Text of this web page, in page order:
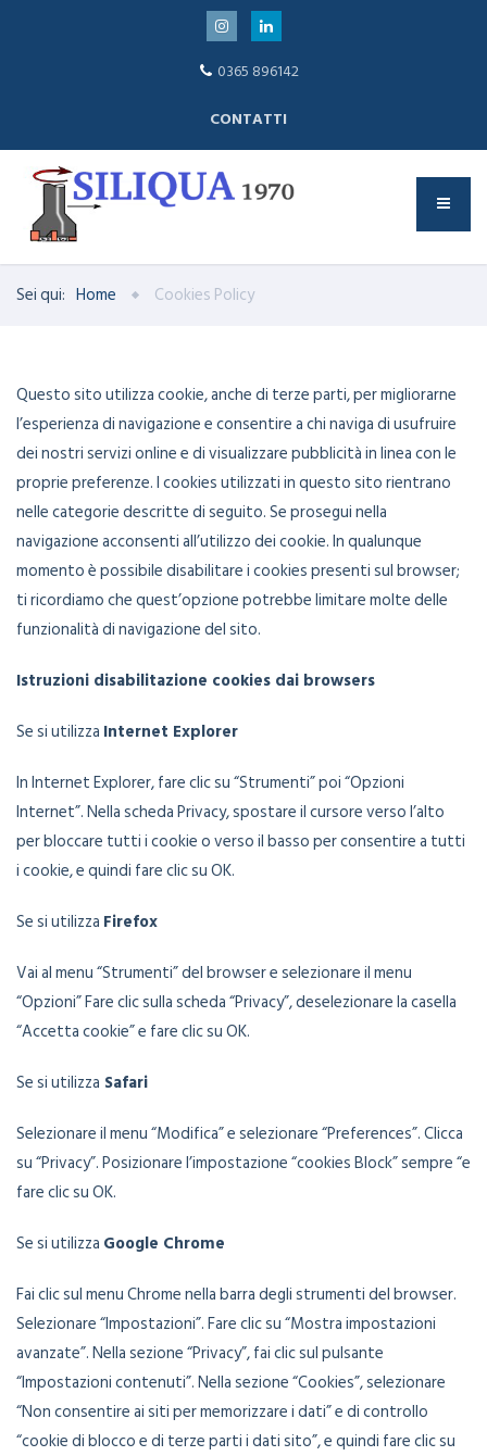
0365 896142
CONTATTI
Sei qui: Home Cookies Policy
Questo sito utilizza cookie, anche di terze parti, per migliorarne
l’esperienza di navigazione e consentire a chi naviga di usufruire
dei nostri servizi online e di visualizzare pubblicità in linea con le
proprie preferenze. I cookies utilizzati in questo sito rientrano
nelle categorie descritte di seguito. Se prosegui nella
navigazione acconsenti all’utilizzo dei cookie. In qualunque
momento è possibile disabilitare i cookies presenti sul browser;
ti ricordiamo che quest’opzione potrebbe limitare molte delle
funzionalità di navigazione del sito.
Istruzioni disabilitazione cookies dai browsers
Se si utilizza Internet Explorer
In Internet Explorer, fare clic su “Strumenti” poi “Opzioni
Internet”. Nella scheda Privacy, spostare il cursore verso l’alto
per bloccare tutti i cookie o verso il basso per consentire a tutti
i cookie, e quindi fare clic su OK.
Se si utilizza Firefox
Vai al menu “Strumenti” del browser e selezionare il menu
“Opzioni” Fare clic sulla scheda “Privacy”, deselezionare la casella
“Accetta cookie” e fare clic su OK.
Se si utilizza Safari
Selezionare il menu “Modifica” e selezionare “Preferences”. Clicca
su “Privacy”. Posizionare l’impostazione “cookies Block” sempre “e
fare clic su OK.
Se si utilizza Google Chrome
Fai clic sul menu Chrome nella barra degli strumenti del browser.
Selezionare “Impostazioni”. Fare clic su “Mostra impostazioni
avanzate”. Nella sezione “Privacy”, fai clic sul pulsante
“Impostazioni contenuti”. Nella sezione “Cookies”, selezionare
“Non consentire ai siti per memorizzare i dati” e di controllo
“cookie di blocco e di terze parti i dati sito”, e quindi fare clic su